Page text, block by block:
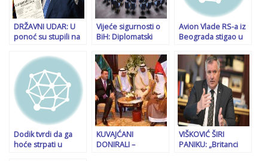
DRŽAVNI UDAR: U
ponoć su stupili na
zabranjuju rad
državnih institucija u
RS-u!
Vijeće sigurnosti o
BiH: Diplomatski
Moskvu, Kina
podržala
jedinstvenu BiH
Avion Vlade RS-a iz
Beograda stigao u
pretpostavlja se da
je Dodik napustio
letjelicu u Srbiji
Dodik tvrdi da ga
hoće strpati u
KUVAJĆANI
DONIRALI –
VIŠKOVIĆ ŠIRI
PANIKU: „Britanci